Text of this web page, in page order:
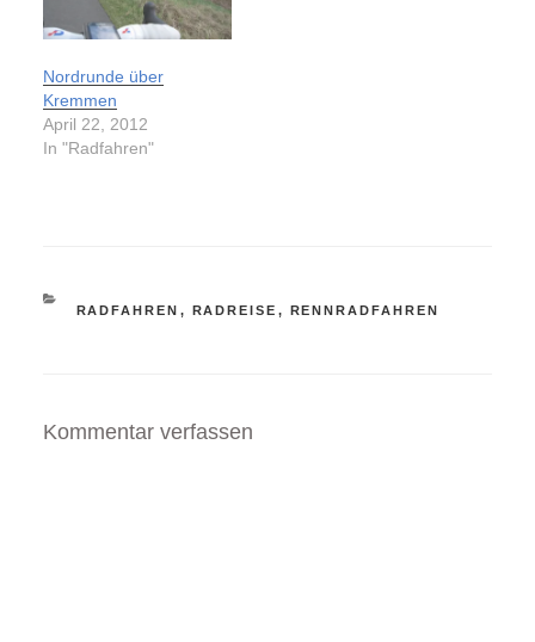
Nordrunde über
Kremmen
April 22, 2012
In "Radfahren"
KATEGORIEN
RADFAHREN , RADREISE , RENNRADFAHREN
Kommentar verfassen